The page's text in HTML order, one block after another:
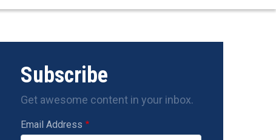
Subscribe
Get awesome content in your inbox.
Email Address